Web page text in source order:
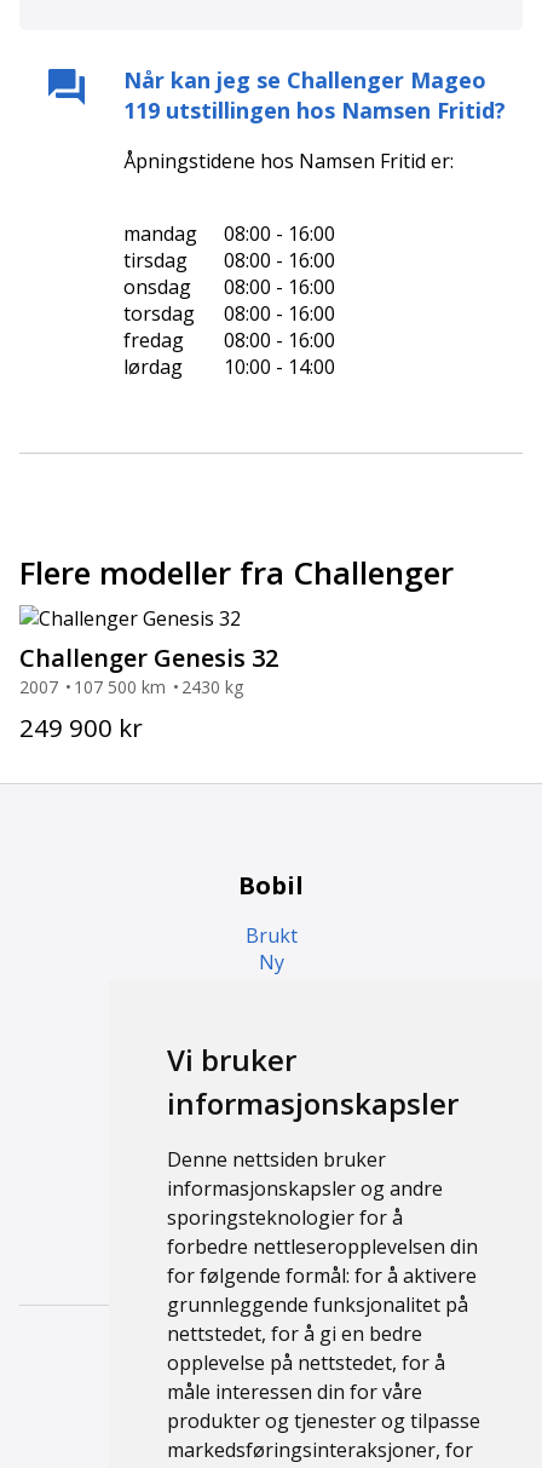
Vi bruker
informasjonskapsler
Denne nettsiden bruker
informasjonskapsler og andre
sporingsteknologier for å
forbedre nettleseropplevelsen din
for følgende formål: for å aktivere
grunnleggende funksjonalitet på
nettstedet, for å gi en bedre
opplevelse på nettstedet, for å
måle interessen din for våre
produkter og tjenester og tilpasse
markedsføringsinteraksjoner, for
Når kan jeg se Challenger Mageo
119 utstillingen hos Namsen Fritid?
Åpningstidene hos Namsen Fritid er:
mandag
08:00 - 16:00
tirsdag
08:00 - 16:00
onsdag
08:00 - 16:00
torsdag
08:00 - 16:00
fredag
08:00 - 16:00
lørdag
10:00 - 14:00
Flere modeller fra Challenger
Challenger Genesis 32
2007 107 500 km 2430 kg
249 900 kr
Bobil
Brukt
Ny
Brukt
Ny
Support
Kontakt
Personvernerklæring